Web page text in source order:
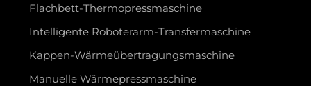
Flachbett-Thermopressmaschine
Intelligente Roboterarm-Transfermaschine
Kappen-Wärmeübertragungsmaschine
Manuelle Wärmepressmaschine